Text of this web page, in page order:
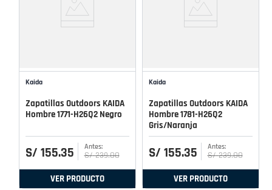
Kaida
Zapatillas Outdoors KAIDA
Hombre 1771-H26Q2 Negro
S/ 155.35 S/ 239.00
VER PRODUCTO
Kaida
Zapatillas Outdoors KAIDA
Hombre 1781-H26Q2
Gris/Naranja
S/ 155.35 S/ 239.00
VER PRODUCTO